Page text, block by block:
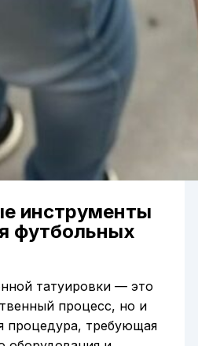
инструменты
футбольных
татуировки — это
процесс, но и
процедура, требующая